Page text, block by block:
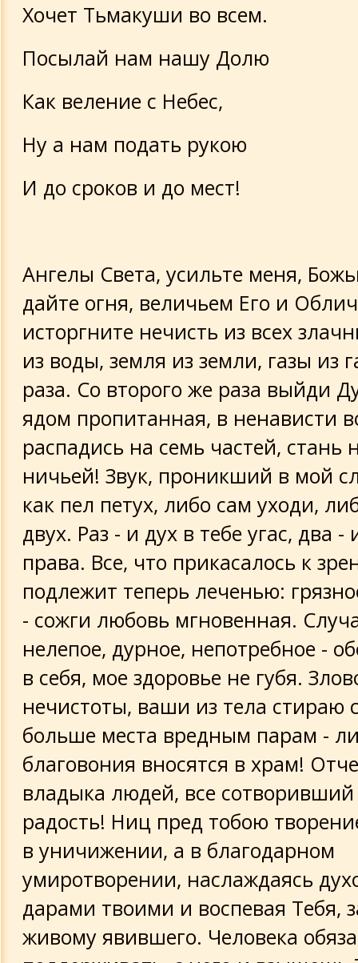
Хочет Тьмакуши во всем.
Посылай нам нашу Долю
Как веление с Небес,
Ну а нам подать рукою
И до сроков и до мест!
Ангелы Света, усильте меня,
дайте огня, величьем Его и
исторгните нечисть из всех
из воды, земля из земли, газы из
раза. Со второго же раза выйди
ядом пропитанная, в ненависти
распадись на семь частей, стань
ничьей! Звук, проникший в мой
как пел петух, либо сам уходи,
двух. Раз - и дух в тебе угас, два
права. Все, что прикасалось к
подлежит теперь леченью:
- сожги любовь мгновенная.
нелепое, дурное, непотребное -
в себя, мое здоровье не губя.
нечистоты, ваши из тела стираю
больше места вредным парам -
благовония вносятся в храм!
владыка людей, все сотворивший
радость! Ниц пред тобою
в уничижении, а в благодарном
умиротворении, наслаждаясь
дарами твоими и воспевая Тебя,
живому явившего. Человека